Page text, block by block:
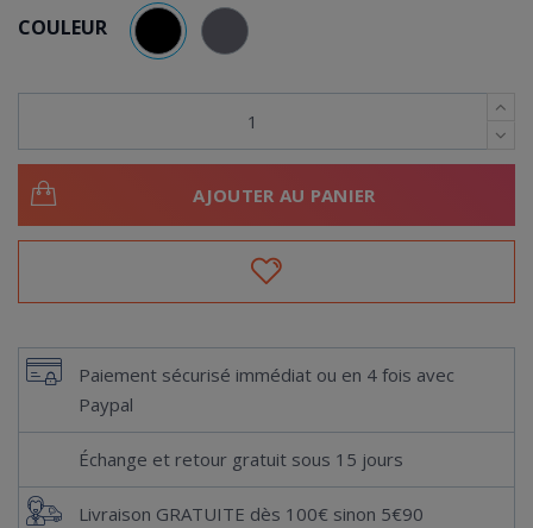
COULEUR NOIR GRIS
AJOUTER AU PANIER
Paiement sécurisé immédiat ou en 4 fois avec
Paypal
Échange et retour gratuit sous 15 jours
Livraison GRATUITE dès 100€ sinon 5€90